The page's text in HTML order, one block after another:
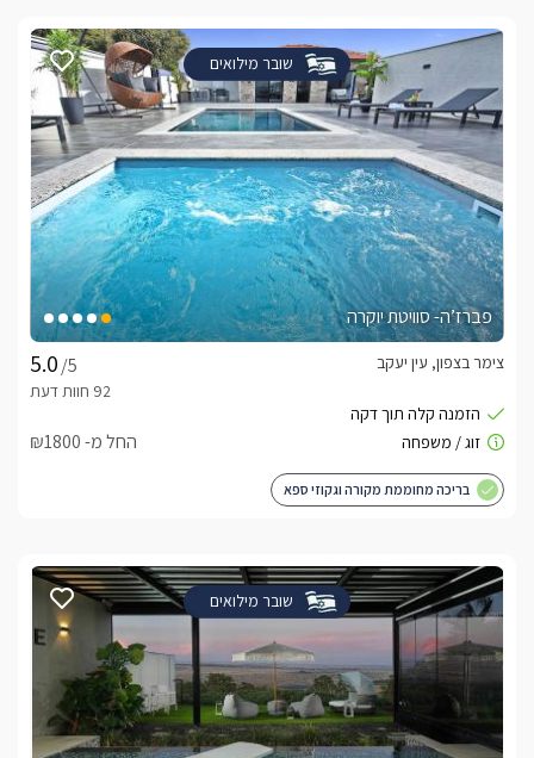
שובר מילואים
פברז’ה- סוויטת יוקרה
/5
צימר בצפון, עין יעקב
החל מ- ₪1800
בריכה מחוממת מקורה וגקוזי ספא
שובר מילואים